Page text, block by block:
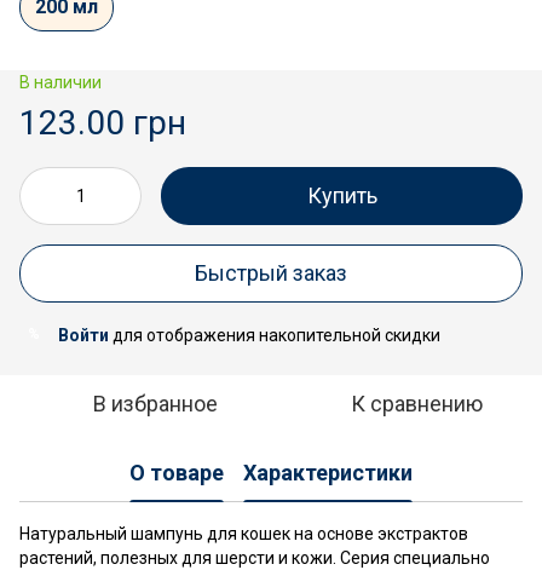
200 мл
В наличии
123.00 грн
Купить
Быстрый заказ
Войти для отображения накопительной скидки
В избранное К сравнению
О товаре Характеристики
Натуральный шампунь для кошек на основе экстрактов
растений, полезных для шерсти и кожи. Серия специально